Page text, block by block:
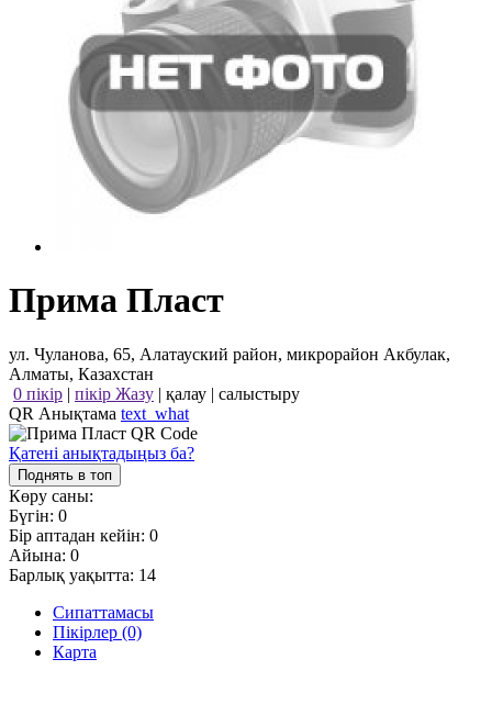
Прима Пласт
ул. Чуланова, 65, Алатауский район, микрорайон Акбулак,
Алматы, Казахстан
0 пікір | пікір Жазу | қалау | салыстыру
QR Анықтама text_what
Қатені анықтадыңыз ба?
Поднять в топ
Көру саны:
Бүгін: 0
Бір аптадан кейін: 0
Айына: 0
Барлық уақытта: 14
Сипаттамасы
Пікірлер (0)
Карта